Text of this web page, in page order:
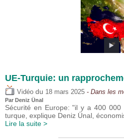
UE-Turquie: un
Vidéo du 18 mars 2025 - Dans les
Par Deniz Ünal
Sécurité en Europe: "il y a 400 000
turque, explique Deniz Ünal,
Lire la suite >